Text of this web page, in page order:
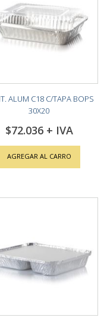
ALUM C18 C/TAPA BOPS
30X20
$72.036
AGREGAR AL CARRO